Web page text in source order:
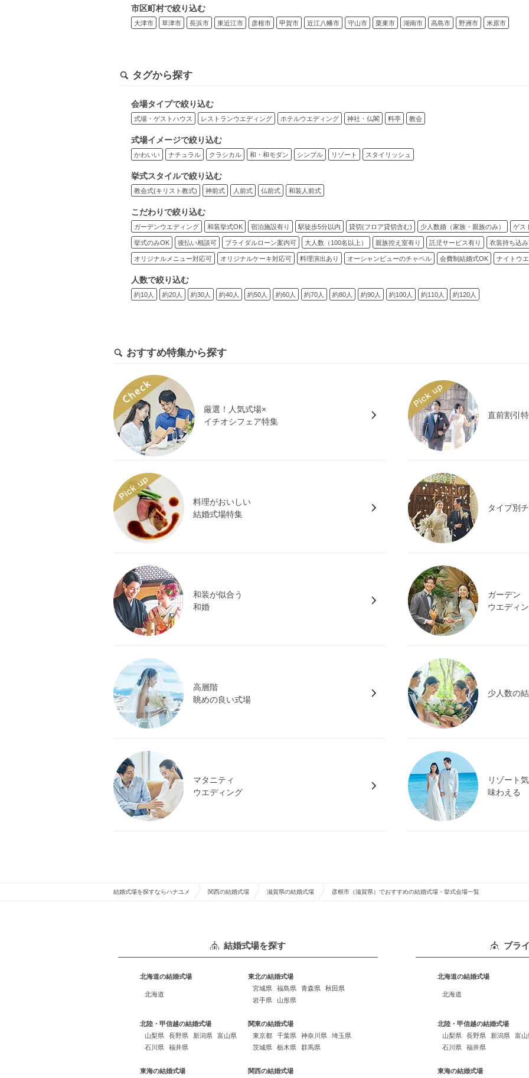
市区町村で絞り込む
大津市 草津市 長浜市 東近江市 彦根市 甲賀市 近江八幡市 守山市 栗東市 湖南市 高島市 野洲市 米原市
タグから探す
会場タイプで絞り込む
式場・ゲストハウス レストランウエディング ホテルウエディング 神社・仏閣 料亭 教会
式場イメージで絞り込む
かわいい ナチュラル クラシカル 和・和モダン シンプル リゾート スタイリッシュ
挙式スタイルで絞り込む
教会式(キリスト教式) 神前式 人前式 仏前式 和装人前式
こだわりで絞り込む
ガーデンウエディング 和装挙式OK 宿泊施設有り 駅徒歩5分以内 貸切(フロア貸切含む) 少人数婚（家族・親族のみ） ゲス
挙式のみOK 後払い相談可 ブライダルローン案内可 大人数（100名以上） 親族控え室有り 託児サービス有り 衣装持ち込
オリジナルメニュー対応可 オリジナルケーキ対応可 料理演出あり オーシャンビューのチャペル 会費制結婚式OK ナイトウ
人数で絞り込む
約10人 約20人 約30人 約40人 約50人 約60人 約70人 約80人 約90人 約100人 約110人 約120人
おすすめ特集から探す
厳選！人気式場×
イチオシフェア特集
直前割引
料理がおいしい
結婚式場特集
タイプ別
和装が似合う
和婚
ガーデン
ウエディ
高層階
眺めの良い式場
少人数の
マタニティ
ウエディング
リゾート
味わえる
結婚式場を探すならハナユメ 関西の結婚式場 滋賀県の結婚式場 彦根市（滋賀県）でおすすめの結婚式場・挙式会場一覧
結婚式場を探す
北海道の結婚式場
北海道
東北の結婚式場
宮城県
福島県 青森県
秋田県
岩手県
山形県
北陸・甲信越の結婚式場
山梨県
長野県 新潟県
富山県
石川県
福井県
関東の結婚式場
東京都
千葉県 神奈川県
埼玉県
茨城県
栃木県 群馬県
東海の結婚式場 関西の結婚式場
ブラ
北海道の結婚式場
北海道
北陸・甲信越の結婚式場
山梨県
長野県 新潟県
富山
石川県
福井県
東海の結婚式場